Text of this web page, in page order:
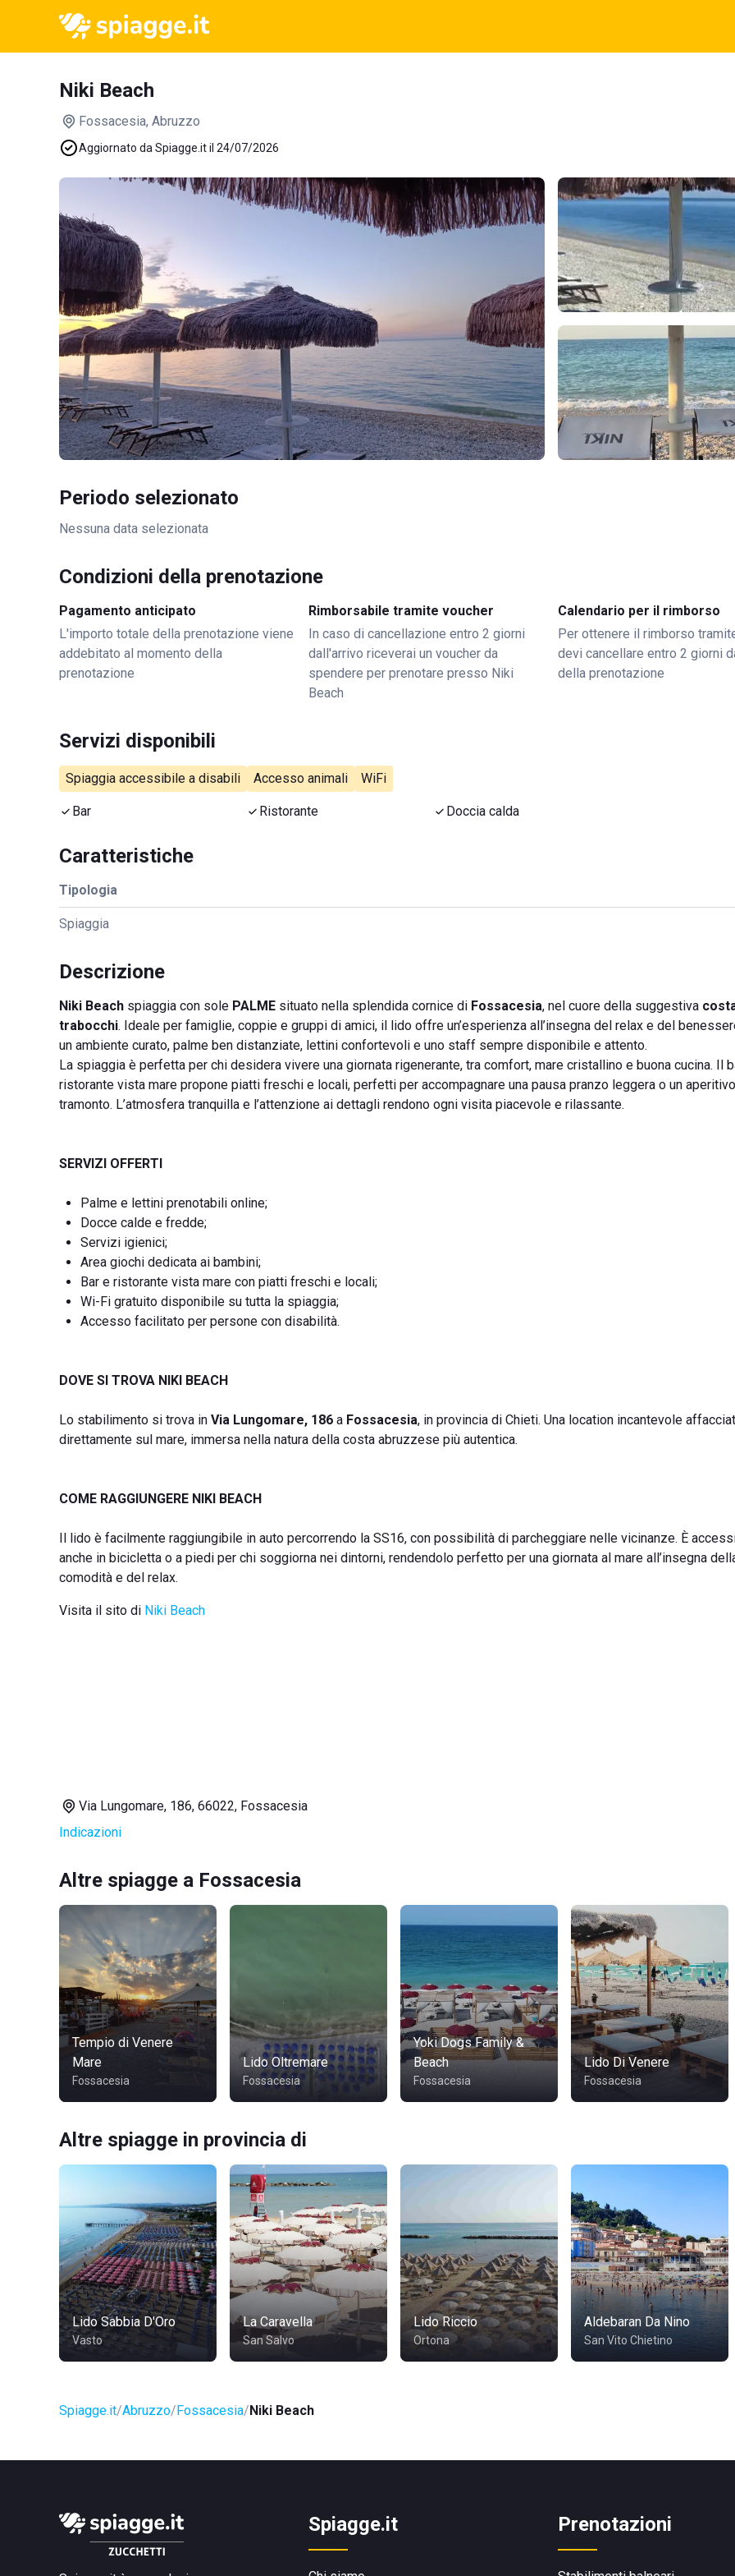
Niki Beach
Fossacesia, Abruzzo
Aggiornato da Spiagge.it il 24/07/2026
Periodo selezionato
Nessuna data selezionata
Condizioni della prenotazione
Pagamento anticipato
L'importo totale della prenotazione viene
addebitato al momento della
prenotazione
Rimborsabile tramite voucher
In caso di cancellazione entro 2 giorni
dall'arrivo riceverai un voucher da
spendere per prenotare presso Niki
Beach
Calendario per il rimborso
Per ottenere il rimborso
devi cancellare entro 2 giorni
della prenotazione
Servizi disponibili
Spiaggia accessibile a disabili Accesso animali WiFi
Bar Ristorante Doccia calda
Caratteristiche
Tipologia
Spiaggia
Descrizione
Niki Beach spiaggia con sole PALME situato nella splendida cornice di Fossacesia, nel cuore della suggestiva
trabocchi. Ideale per famiglie, coppie e gruppi di amici, il lido offre un’esperienza all’insegna del relax e del
un ambiente curato, palme ben distanziate, lettini confortevoli e uno staff sempre disponibile e attento.
La spiaggia è perfetta per chi desidera vivere una giornata rigenerante, tra comfort, mare cristallino e buona cucina. Il
ristorante vista mare propone piatti freschi e locali, perfetti per accompagnare una pausa pranzo leggera o un
tramonto. L’atmosfera tranquilla e l’attenzione ai dettagli rendono ogni visita piacevole e rilassante.
SERVIZI OFFERTI
Palme e lettini prenotabili online;
Docce calde e fredde;
Servizi igienici;
Area giochi dedicata ai bambini;
Bar e ristorante vista mare con piatti freschi e locali;
Wi-Fi gratuito disponibile su tutta la spiaggia;
Accesso facilitato per persone con disabilità.
DOVE SI TROVA NIKI BEACH
Lo stabilimento si trova in Via Lungomare, 186 a Fossacesia, in provincia di Chieti. Una location incantevole
direttamente sul mare, immersa nella natura della costa abruzzese più autentica.
COME RAGGIUNGERE NIKI BEACH
Il lido è facilmente raggiungibile in auto percorrendo la SS16, con possibilità di parcheggiare nelle vicinanze. È
anche in bicicletta o a piedi per chi soggiorna nei dintorni, rendendolo perfetto per una giornata al mare all’insegna
comodità e del relax.
Visita il sito di Niki Beach
Via Lungomare, 186, 66022, Fossacesia
Indicazioni
Altre spiagge a Fossacesia
Tempio di Venere
Mare
Fossacesia
Lido Oltremare
Fossacesia
Yoki Dogs Family &
Beach
Fossacesia
Lido Di Venere
Fossacesia
Altre spiagge in provincia di
Lido Sabbia D'Oro
Vasto
La Caravella
San Salvo
Lido Riccio
Ortona
Aldebaran Da Nino
San Vito Chietino
Spiagge.it Abruzzo Fossacesia Niki Beach
Spiagge.it Prenotazioni